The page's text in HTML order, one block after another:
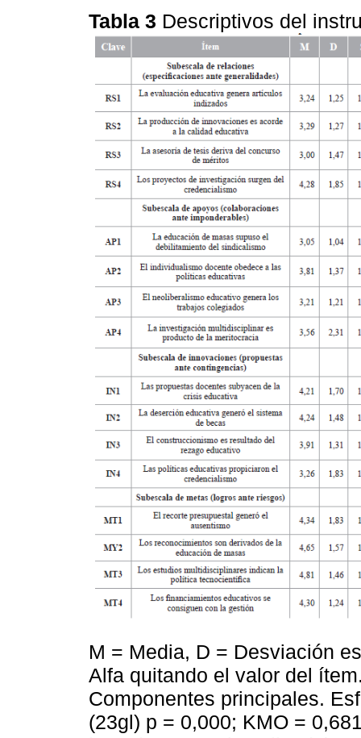
Tabla 3 Descriptivos del
M = Media, D = Desviación
Alfa quitando el valor del
Componentes principales.
(23gl) p = 0,000; KMO =